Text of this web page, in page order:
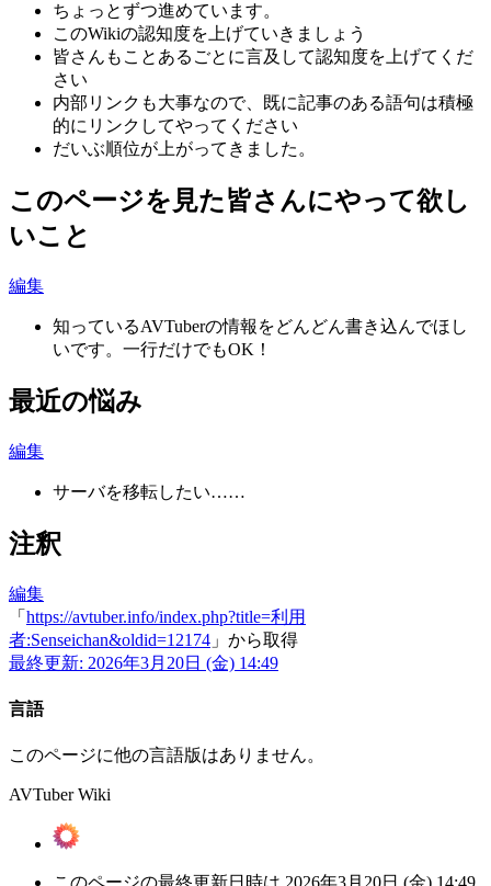
ちょっとずつ進めています。
このWikiの認知度を上げていきましょう
皆さんもことあるごとに言及して認知度を上げてくだ
さい
内部リンクも大事なので、既に記事のある語句は積極
的にリンクしてやってください
だいぶ順位が上がってきました。
このページを見た皆さんにやって欲し
いこと
編集
知っているAVTuberの情報をどんどん書き込んでほし
いです。一行だけでもOK！
最近の悩み
編集
サーバを移転したい……
注釈
編集
「 https://avtuber.info/index.php?title=利用
者:Senseichan&oldid=12174 」から取得
最終更新: 2026年3月20日 (金) 14:49
言語
このページに他の言語版はありません。
AVTuber Wiki